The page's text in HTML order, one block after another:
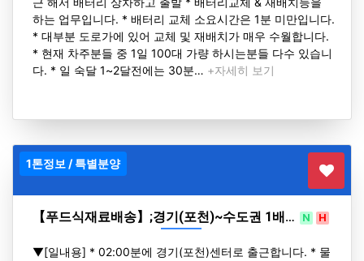
하는 업무입니다. * 배터리 교체 소요시간은 1분 미만입니다.
* 대부분 도로가에 있어 교체 및 재배치가 매우 수월합니다.
* 현재 차주분들 중 1일 100대 가량 하시는분들 다수 있습니
다. * 일 숙달 1~2달전에는 30분… +자세히 보기
1톤정보 / 특별분양
【푸드식재료배송】;경기(포천)~수도권 1배… N H
▼[일내용] * 02:00분에 경기(포천)센터로 출근합니다. * 물